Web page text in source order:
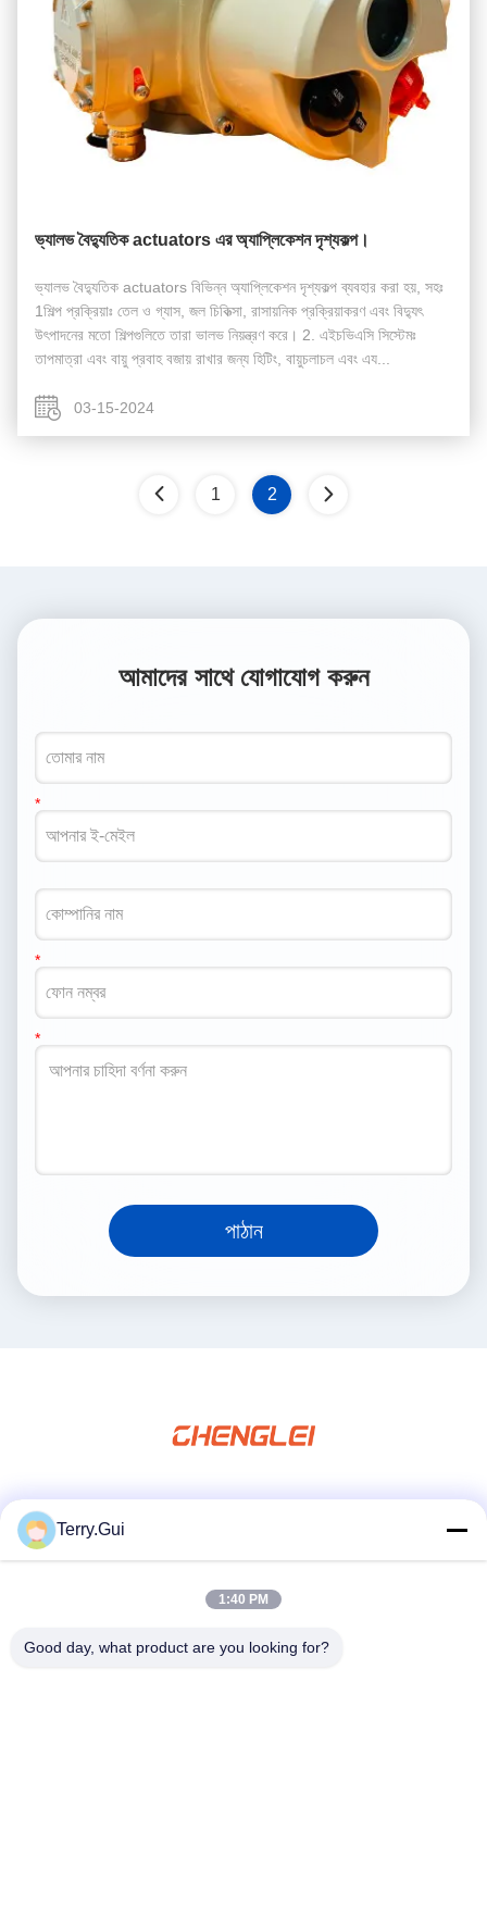
ভ্যালভ বৈদ্যুতিক actuators এর অ্যাপ্লিকেশন দৃশ্যকল্প।
ভ্যালভ বৈদ্যুতিক actuators বিভিন্ন অ্যাপ্লিকেশন দৃশ্যকল্প ব্যবহার করা হয়, সহঃ
1শিল্প প্রক্রিয়াঃ তেল ও গ্যাস, জল চিকিত্সা, রাসায়নিক প্রক্রিয়াকরণ এবং বিদ্যুৎ
উৎপাদনের মতো শিল্পগুলিতে তারা ভালভ নিয়ন্ত্রণ করে। 2. এইচভিএসি সিস্টেমঃ
তাপমাত্রা এবং বায়ু প্রবাহ বজায় রাখার জন্য হিটিং, বায়ুচলাচল এবং এয...
03-15-2024
1 2
আমাদের সাথে যোগাযোগ করুন
পাঠান
Terry.Gui
1:40 PM
Good day, what product are you looking for?